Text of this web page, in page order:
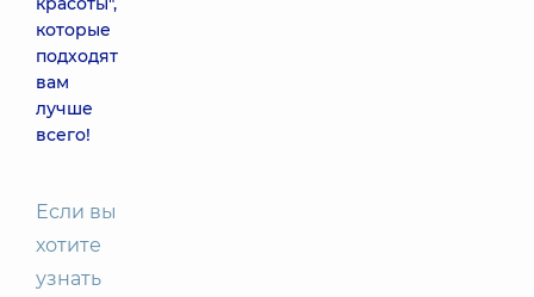
которые
подходят
вам
лучше
всего!
Если вы
хотите
узнать